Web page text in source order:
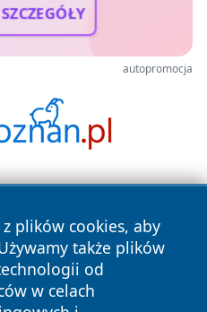
autopromocja
plików cookies, aby
także plików
od
w celach
Wszystkie prawa